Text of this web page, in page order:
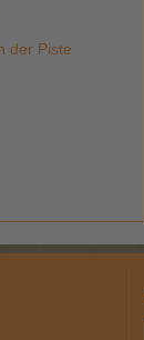
der Piste